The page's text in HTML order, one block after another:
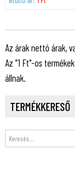
Az árak nettó árak,
Az "1 Ft"-os
állnak.
TERMÉKKERESŐ